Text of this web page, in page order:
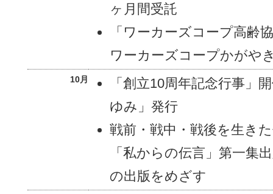
ヶ月間受託
「ワーカーズコープ高齢
ワーカーズコープかがや
10月
「創立10周年記念行事」
ゆみ」発行
戦前・戦中・戦後を生き
「私からの伝言」第一集
の出版をめざす